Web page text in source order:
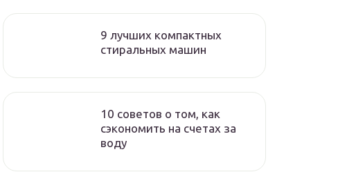
9 лучших компактных
стиральных машин
10 советов о том, как
сэкономить на счетах за
воду